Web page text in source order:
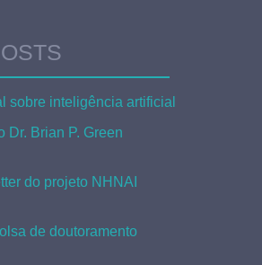
sobre inteligência artificial
Dr. Brian P. Green
do projeto NHNAI
de doutoramento